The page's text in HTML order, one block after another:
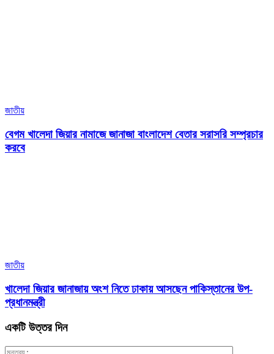
জাতীয়
বেগম খালেদা জিয়ার নামাজে জানাজা বাংলাদেশ বেতার সরাসরি সম্প্রচার
করবে
জাতীয়
খালেদা জিয়ার জানাজায় অংশ নিতে ঢাকায় আসছেন পাকিস্তানের উপ-
প্রধানমন্ত্রী
একটি উত্তর দিন